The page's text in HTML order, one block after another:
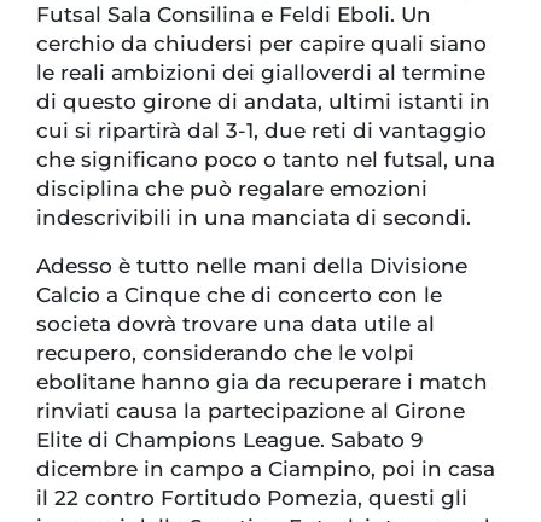
Futsal Sala Consilina e Feldi Eboli. Un
cerchio da chiudersi per capire quali siano
le reali ambizioni dei gialloverdi al termine
di questo girone di andata, ultimi istanti in
cui si ripartirà dal 3-1, due reti di vantaggio
che significano poco o tanto nel futsal, una
disciplina che può regalare emozioni
indescrivibili in una manciata di secondi.
Adesso è tutto nelle mani della Divisione
Calcio a Cinque che di concerto con le
societa dovrà trovare una data utile al
recupero, considerando che le volpi
ebolitane hanno gia da recuperare i match
rinviati causa la partecipazione al Girone
Elite di Champions League. Sabato 9
dicembre in campo a Ciampino, poi in casa
il 22 contro Fortitudo Pomezia, questi gli